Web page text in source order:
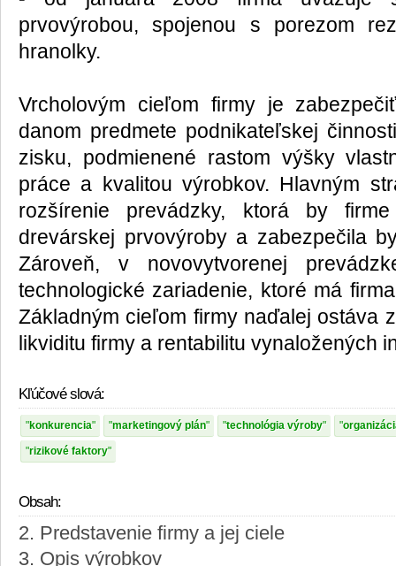
prvovýrobou, spojenou s porezom
hranolky.
Vrcholovým cieľom firmy je
danom predmete podnikateľskej
zisku, podmienené rastom výšky
práce a kvalitou výrobkov. Hlavným
rozšírenie prevádzky, ktorá by
drevárskej prvovýroby a zabezpečila
Zároveň, v novovytvorenej
technologické zariadenie, ktoré má
Základným cieľom firmy naďalej ostáva
likviditu firmy a rentabilitu vynaložených
Kľúčové slová:
konkurencia marketingový plán technológia výroby
rizikové faktory
Obsah:
2. Predstavenie firmy a jej ciele
3. Opis výrobkov